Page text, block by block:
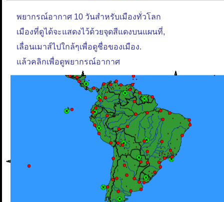
พยากรณ์อากาศ 10 วันสำหรับเมืองทั่วโลก
เมืองที่ดูได้จะแสดงไว้ด้วยจุดสีแดงบนแผนที่,
เลื่อนเมาส์ไปใกล้ๆเพื่อดูชื่อของเมือง.
แล้วคลิกเพื่อดูพยากรณ์อากาศ